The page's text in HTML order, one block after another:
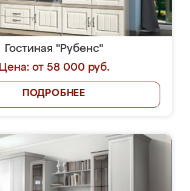
Гостиная "Рубенс"
Цена: от 58 000 руб.
ПОДРОБНЕЕ